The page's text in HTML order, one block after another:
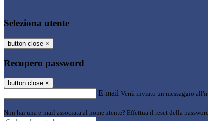
Seleziona utente
button close ×
Recupero password
button close ×
E-mail Verrà inviato un messaggio
Non hai una e-mail associata al nome utente? Effettua il reset della